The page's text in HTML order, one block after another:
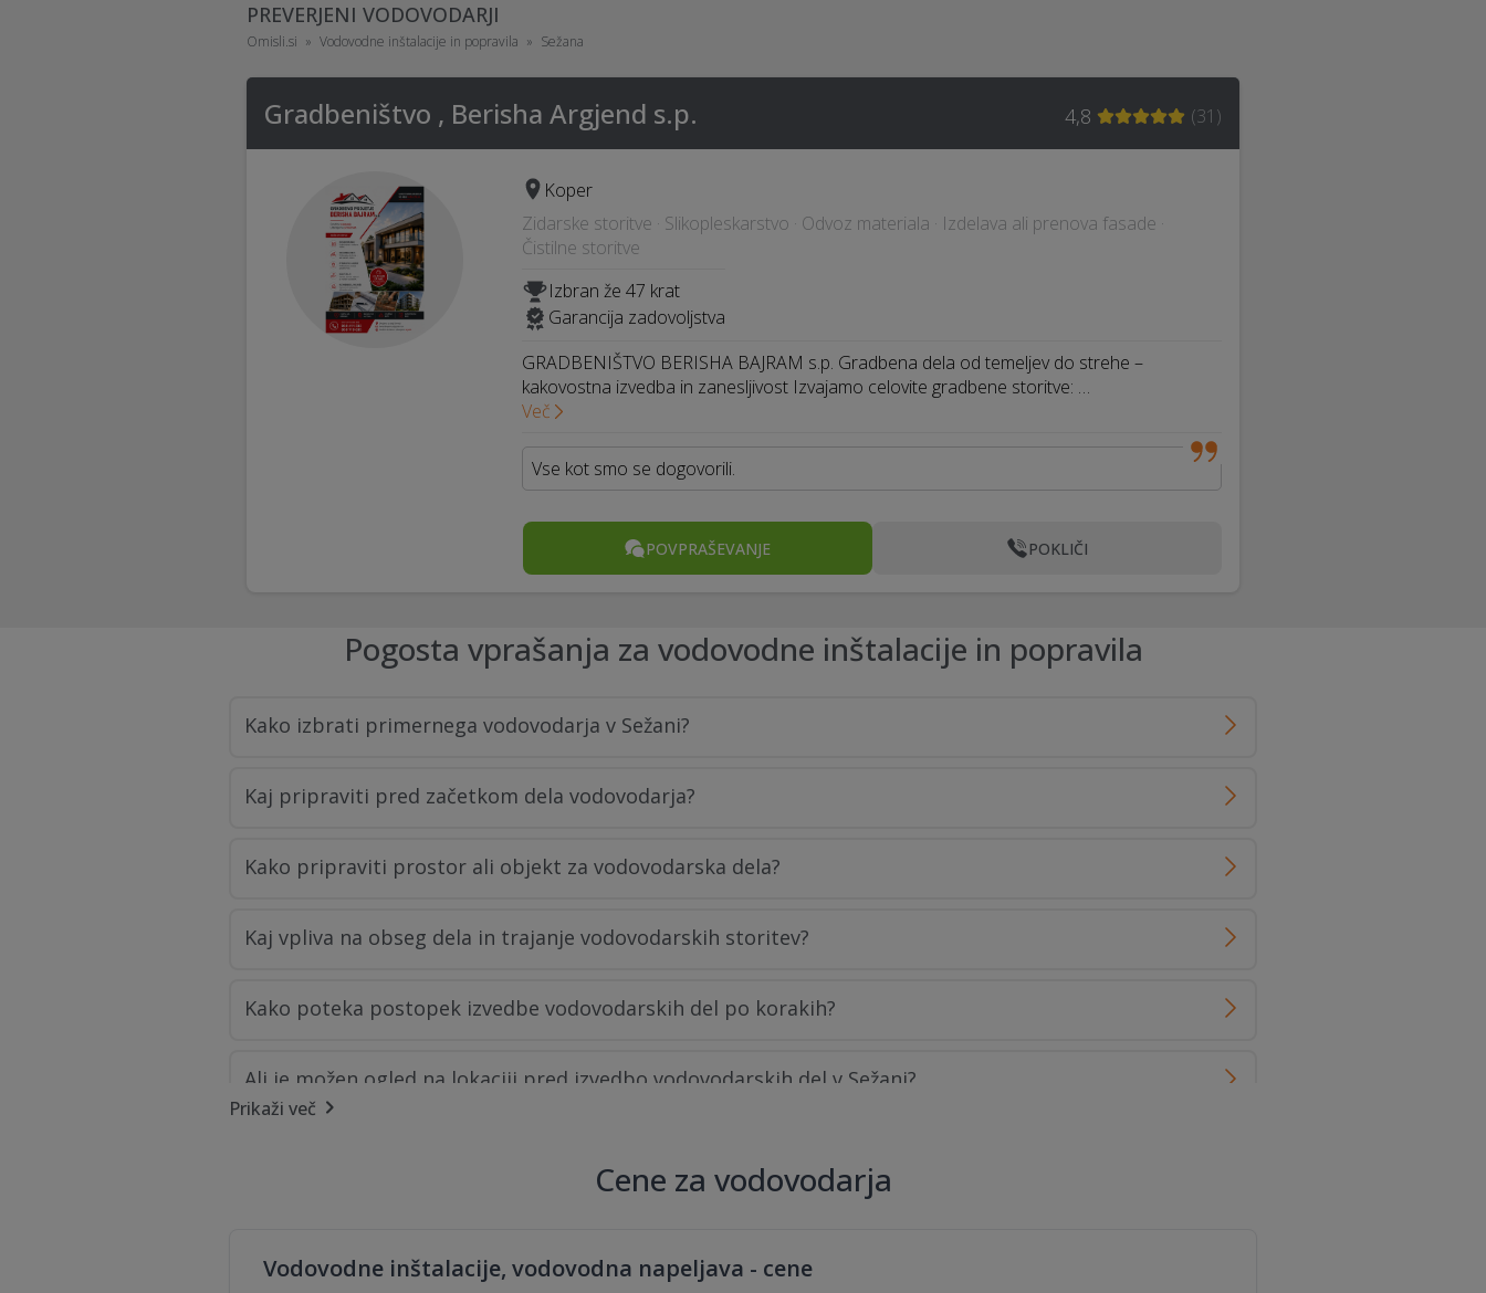
PREVERJENI VODOVODARJI
Omisli.si Vodovodne inštalacije in popravila Sežana
Gradbeništvo , Berisha Argjend s.p. 4,8 (31 )
Koper
Zidarske storitve · Slikopleskarstvo · Odvoz materiala · Izdelava ali prenova fasade ·
Čistilne storitve
Izbran že 47 krat
Garancija zadovoljstva
GRADBENIŠTVO BERISHA BAJRAM s.p. Gradbena dela od temeljev do strehe –
kakovostna izvedba in zanesljivost Izvajamo celovite gradbene storitve: …
Več
Vse kot smo se dogovorili.
POVPRAŠEVANJE POKLIČI
Pogosta vprašanja za vodovodne inštalacije in popravila
Kako izbrati primernega vodovodarja v Sežani?
Kaj pripraviti pred začetkom dela vodovodarja?
Kako pripraviti prostor ali objekt za vodovodarska dela?
Kaj vpliva na obseg dela in trajanje vodovodarskih storitev?
Kako poteka postopek izvedbe vodovodarskih del po korakih?
Ali je možen ogled na lokaciji pred izvedbo vodovodarskih del v Sežani?
Prikaži več
Cene za vodovodarja
Vodovodne inštalacije, vodovodna napeljava - cene